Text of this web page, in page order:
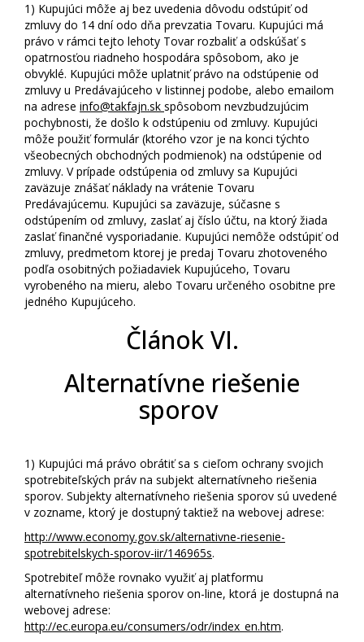
1) Kupujúci môže aj bez uvedenia dôvodu odstúpiť od
zmluvy do 14 dní odo dňa prevzatia Tovaru. Kupujúci má
právo v rámci tejto lehoty Tovar rozbaliť a odskúšať s
opatrnosťou riadneho hospodára spôsobom, ako je
obvyklé. Kupujúci môže uplatniť právo na odstúpenie od
zmluvy u Predávajúceho v listinnej podobe, alebo emailom
na adrese info@takfajn.sk spôsobom nevzbudzujúcim
pochybnosti, že došlo k odstúpeniu od zmluvy. Kupujúci
môže použiť formulár (ktorého vzor je na konci týchto
všeobecných obchodných podmienok) na odstúpenie od
zmluvy. V prípade odstúpenia od zmluvy sa Kupujúci
zaväzuje znášať náklady na vrátenie Tovaru
Predávajúcemu. Kupujúci sa zaväzuje, súčasne s
odstúpením od zmluvy, zaslať aj číslo účtu, na ktorý žiada
zaslať finančné vysporiadanie. Kupujúci nemôže odstúpiť od
zmluvy, predmetom ktorej je predaj Tovaru zhotoveného
podľa osobitných požiadaviek Kupujúceho, Tovaru
vyrobeného na mieru, alebo Tovaru určeného osobitne pre
jedného Kupujúceho.
Článok VI.
Alternatívne riešenie
sporov
1) Kupujúci má právo obrátiť sa s cieľom ochrany svojich
spotrebiteľských práv na subjekt alternatívneho riešenia
sporov. Subjekty alternatívneho riešenia sporov sú uvedené
v zozname, ktorý je dostupný taktiež na webovej adrese:
http://www.economy.gov.sk/alternativne-riesenie-
spotrebitelskych-sporov-iir/146965s.
Spotrebiteľ môže rovnako využiť aj platformu
alternatívneho riešenia sporov on-line, ktorá je dostupná na
webovej adrese:
http://ec.europa.eu/consumers/odr/index_en.htm.